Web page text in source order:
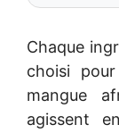
Chaque
choisi
mangue
agissent